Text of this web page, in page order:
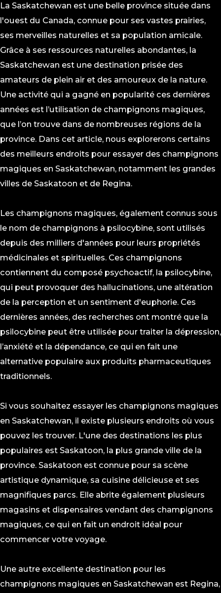
La Saskatchewan est une belle province située dans
l'ouest du Canada, connue pour ses vastes prairies,
ses merveilles naturelles et sa population amicale.
Grâce à ses ressources naturelles abondantes, la
Saskatchewan est une destination prisée des
amateurs de plein air et des amoureux de la nature.
Une activité qui a gagné en popularité ces dernières
années est l’utilisation de champignons magiques,
que l’on trouve dans de nombreuses régions de la
province. Dans cet article, nous explorerons certains
des meilleurs endroits pour essayer des champignons
magiques en Saskatchewan, notamment les grandes
villes de Saskatoon et de Regina.
Les champignons magiques, également connus sous
le nom de champignons à psilocybine, sont utilisés
depuis des milliers d'années pour leurs propriétés
médicinales et spirituelles. Ces champignons
contiennent du composé psychoactif, la psilocybine,
qui peut provoquer des hallucinations, une altération
de la perception et un sentiment d'euphorie. Ces
dernières années, des recherches ont montré que la
psilocybine peut être utilisée pour traiter la dépression,
l’anxiété et la dépendance, ce qui en fait une
alternative populaire aux produits pharmaceutiques
traditionnels.
Si vous souhaitez essayer les champignons magiques
en Saskatchewan, il existe plusieurs endroits où vous
pouvez les trouver. L'une des destinations les plus
populaires est Saskatoon, la plus grande ville de la
province. Saskatoon est connue pour sa scène
artistique dynamique, sa cuisine délicieuse et ses
magnifiques parcs. Elle abrite également plusieurs
magasins et dispensaires vendant des champignons
magiques, ce qui en fait un endroit idéal pour
commencer votre voyage.
Une autre excellente destination pour les
champignons magiques en Saskatchewan est Regina,